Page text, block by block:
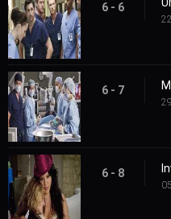
6 - 6
6 - 7
6 - 8